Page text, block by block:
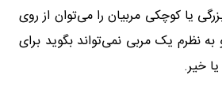
یا کوچکی مربیان را می‌توان از روی
نظرم یک مربی نمی‌تواند بگوید برای
خیر.